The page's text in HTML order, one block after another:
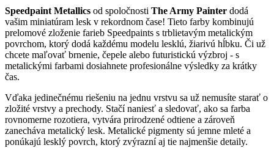
Speedpaint Metallics od spoločnosti The Army Painter dodá
vašim miniatúram lesk v rekordnom čase! Tieto farby kombinujú
prelomové zloženie farieb Speedpaints s trblietavým metalickým
povrchom, ktorý dodá každému modelu lesklú, žiarivú hĺbku. Či už
chcete maľovať brnenie, čepele alebo futuristickú výzbroj - s
metalickými farbami dosiahnete profesionálne výsledky za krátky
čas.
Vďaka jedinečnému riešeniu na jednu vrstvu sa už nemusíte starať o
zložité vrstvy a prechody. Stačí naniesť a sledovať, ako sa farba
rovnomerne rozotiera, vytvára prirodzené odtiene a zároveň
zanecháva metalický lesk. Metalické pigmenty sú jemne mleté a
ponúkajú lesklý povrch, ktorý zvýrazní aj tie najmenšie detaily.